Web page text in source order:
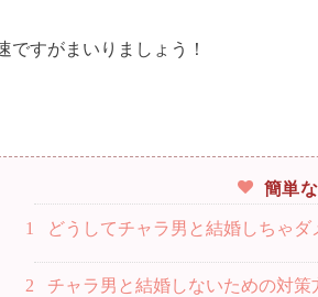
ですがまいりましょう！
簡単
1 どうしてチャラ男と結婚しちゃダ
2 チャラ男と結婚しないための対